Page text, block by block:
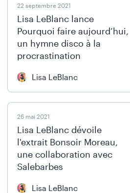
22 septembre 2021
Lisa LeBlanc lance
Pourquoi faire aujourd’hui,
un hymne disco à la
procrastination
Lisa LeBlanc
26 mai 2021
Lisa LeBlanc dévoile
l'extrait Bonsoir Moreau,
une collaboration avec
Salebarbes
Lisa LeBlanc